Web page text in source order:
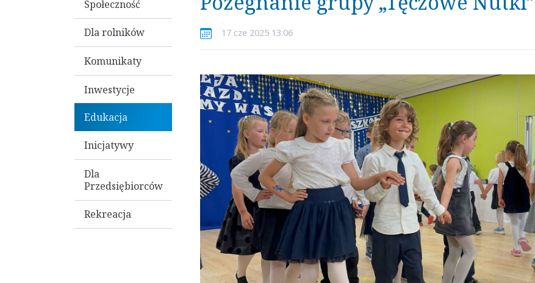
Społeczność
Dla rolników
Komunikaty
Inwestycje
Edukacja
Inicjatywy
Dla
Przedsiębiorców
Rekreacja
17 cze 2025 13:06